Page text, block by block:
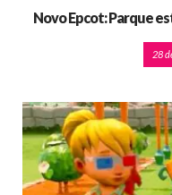
Novo Epcot: Parque
28